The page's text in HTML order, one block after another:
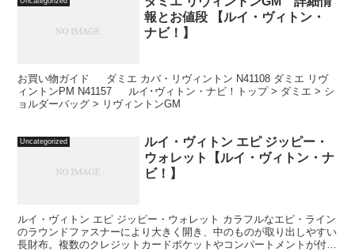
報とお値段 【ルイ・ヴィトン・
ナビ！】
お買い物ガイド ダミエ カバ・リヴィントン N41108 ダミエ リヴ
ィントンPM N41157 ルイ･ヴィトン・ナビ！トップ > ダミエ > シ
ョルダーバッグ > リヴィントンGM
Uncategorized
ルイ・ヴィトン エピ ジッピー・
ウォレット【ルイ・ヴィトン・ナ
ビ！】
ルイ・ヴィトン エピ ジッピー・ウォレット カラフルなエピ・ライン
のラウンドファスナーにより大きく開き、中のものが取り出しやすい
長財布。複数のクレジットカードポケットやコンパートメントが付い